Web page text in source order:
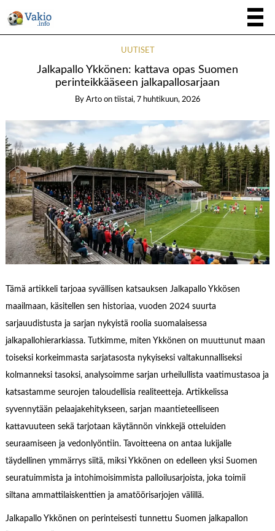
UUTISET
Jalkapallo Ykkönen: kattava opas Suomen
perinteikkääseen jalkapallosarjaan
By Arto on tiistai, 7 huhtikuun, 2026
Tämä artikkeli tarjoaa syvällisen katsauksen Jalkapallo Ykkösen
maailmaan, käsitellen sen historiaa, vuoden 2024 suurta
sarjauudistusta ja sarjan nykyistä roolia suomalaisessa
jalkapallohierarkiassa. Tutkimme, miten Ykkönen on muuttunut maan
toiseksi korkeimmasta sarjatasosta nykyiseksi valtakunnalliseksi
kolmanneksi tasoksi, analysoimme sarjan urheilullista vaatimustasoa ja
katsastamme seurojen taloudellisia realiteetteja. Artikkelissa
syvennytään pelaajakehitykseen, sarjan maantieteelliseen
kattavuuteen sekä tarjotaan käytännön vinkkejä otteluiden
seuraamiseen ja vedonlyöntiin. Tavoitteena on antaa lukijalle
täydellinen ymmärrys siitä, miksi Ykkönen on edelleen yksi Suomen
seuratuimmista ja intohimoisimmista palloilusarjoista, joka toimii
siltana ammattilaiskenttien ja amatöörisarjojen välillä.
Jalkapallo Ykkönen on perinteisesti tunnettu Suomen jalkapallon